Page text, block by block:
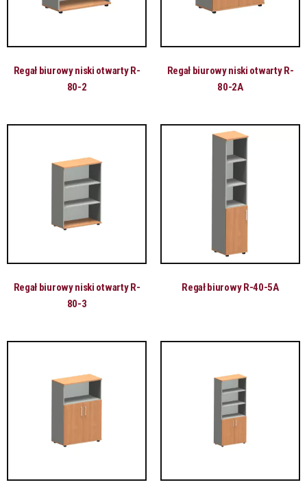
Regał biurowy niski otwarty R-
80-2
Regał biurowy niski otwarty R-
80-2A
Regał biurowy niski otwarty R-
80-3
Regał biurowy R-40-5A